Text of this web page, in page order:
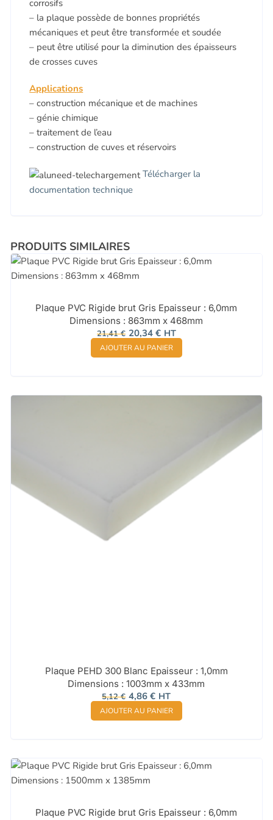
corrosifs
– la plaque possède de bonnes propriétés
mécaniques et peut être transformée et soudée
– peut être utilisé pour la diminution des épaisseurs
de crosses cuves
Applications
– construction mécanique et de machines
– génie chimique
– traitement de l’eau
– construction de cuves et réservoirs
Télécharger la
documentation technique
PRODUITS SIMILAIRES
Plaque PVC Rigide brut Gris Epaisseur : 6,0mm
Dimensions : 863mm x 468mm
21,41€ Le
prix
initial
était :
20,34 €Le
prix
actuel
est :
HT
AJOUTER AU PANIER
Plaque PEHD 300 Blanc Epaisseur : 1,0mm
Dimensions : 1003mm x 433mm
5,12€ Le
prix
initial
était :
4,86€Le
prix
actuel
est :
HT
AJOUTER AU PANIER
Plaque PVC Rigide brut Gris Epaisseur : 6,0mm